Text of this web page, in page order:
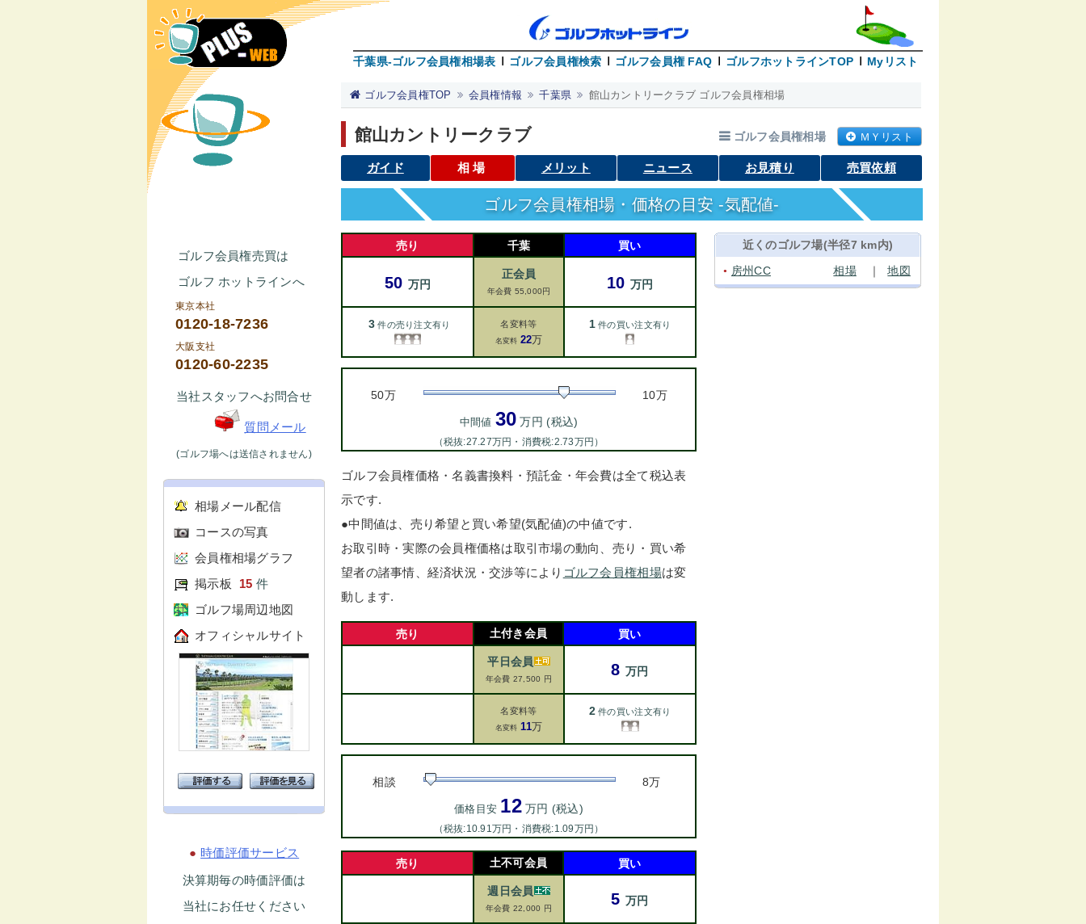
千葉県-ゴルフ会員権相場表 ゴルフ会員権検索 ゴルフ会員権 FAQ ゴルフホットラインTOP Myリスト
ゴルフ会員権売買は
ゴルフ ホットラインへ
東京本社
0120-18-7236
大阪支社
0120-60-2235
当社スタッフへお問合せ
質問メール
(ゴルフ場へは送信されません)
相場メール配信
コースの写真
会員権相場グラフ
掲示板
15 件
ゴルフ場周辺地図
オフィシャルサイト
● 時価評価サービス
決算期毎の時価評価は
当社にお任せください
ゴルフ会員権TOP 会員権情報 千葉県 館山カントリークラブ ゴルフ会員権相場
館山カントリークラブ ゴルフ会員権相場 ＭＹリスト
ガイド 相場 メリット ニュース お見積り 売買依頼
ゴルフ会員権相場・価格の目安 -気配値-
売り
50 万円
3 件の売り注文有り
千葉
正会員
年会費 55,000円
名変料等
名変料 22万
買い
10 万円
1件の買い注文有り
50万 10万
中間値 30 万円 (税込)
（税抜:27.27万円・消費税:2.73万円）
ゴルフ会員権価格・名義書換料・預託金・年会費は全て税込表
示です.
●中間値は、売り希望と買い希望(気配値)の中値です.
お取引時・実際の会員権価格は取引市場の動向、売り・買い希
望者の諸事情、経済状況・交渉等により ゴルフ会員権相場は変
動します.
売り 土付き会員 買い
平日会員
年会費 27,500 円
名変料等
名変料 11万
8 万円
2件の買い注文有り
相談 8万
価格目安 12万円 (税込)
（税抜:10.91万円・消費税:1.09万円）
売り 土不可会員 買い
週日会員
年会費 22,000 円
5 万円
近くのゴルフ場(半径7 km内)
● 房州CC 相場 ｜ 地図